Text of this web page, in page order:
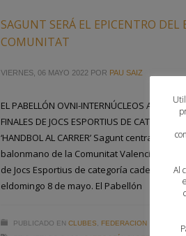
SAGUNT SERÁ EL EPICENTRO
COMUNITAT
VIERNES, 06 MAYO 2022 POR PAU SAIZ
EL PABELLÓN OVNI-INTERNÚCLEOS ACOGE
FINALES DE JOCS ESPORTIUS DE CATEGORÍA
‘HANDBOL AL CARRER’ Sagunt centrará
balonmano de la Comunitat Valenciana
de Jocs Esportius de categoría cadete
eldomingo 8 de mayo. El Pabellón
PUBLICADO EN CLUBES
FEDERACION
Al